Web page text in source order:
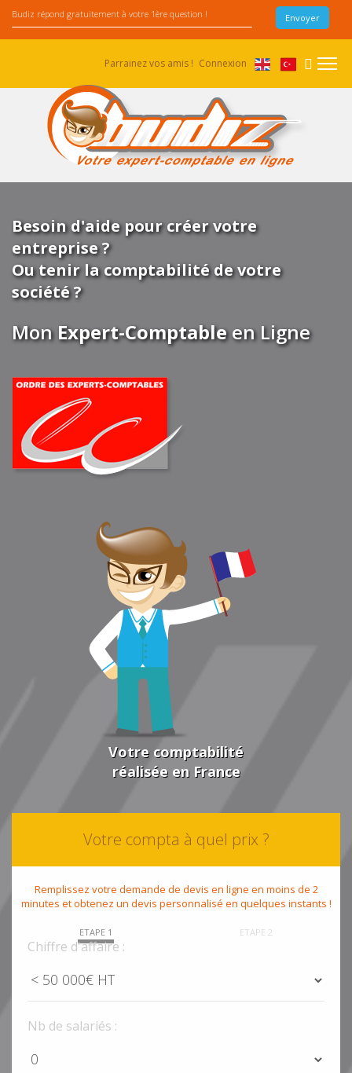
Parrainez vos amis ! Connexion
Besoin d'aide pour créer votre
entreprise ?
Ou tenir la comptabilité de votre
société ?
MonExpert-Comptableen Ligne
Votre comptabilité
réalisée en France
Votre compta à quel prix ?
Remplissez votre demande de devis en ligne en moins de 2
minutes et obtenez un devis personnalisé en quelques instants !
ETAPE 1 ETAPE 2
Chiffre d'affaire :
Nb de salariés :